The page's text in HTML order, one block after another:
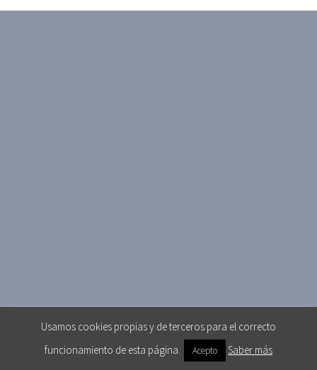
Usamos cookies propias y de terceros para el correcto
funcionamiento de esta página.
Acepto Saber más